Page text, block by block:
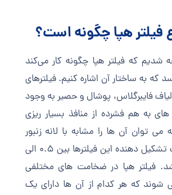
فیلتر هپا چگونه است؟
شدیم که فیلتر هپا چگونه کار می‌کند
که به ساختار آن اشاره کنیم. فیلترهای
فایبرگلاس، پوشال و حصیر به وجود
به هم فشرده از منافذ بسیار ریزی
می توان آن ها را مشابه با لانه زنبور
دانست. قطر الیاف تشکیل دهنده این فیلترها بین 0.5 الی
فیلتر هپا در ضخامت های مختلفی
شوند که هر کدام از آن ها دارای یک